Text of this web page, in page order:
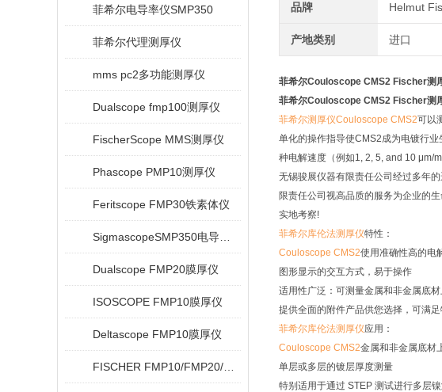
菲希尔电导率仪SMP350
菲希尔代理测厚仪
mms pc2多功能测厚仪
Dualscope fmp100测厚仪
FischerScope MMS测厚仪
Phascope PMP10测厚仪
Feritscope FMP30铁素体仪
Dualscope FMP20膜厚仪
ISOSCOPE FMP10膜厚仪
Deltascope FMP10膜厚仪
品牌 Helmut
产地类别 进口
菲希尔Couloscope CMS2 Fischer测
菲希尔Couloscope CMS2 Fischer测
菲希尔测厚仪Couloscope CMS2可以
单化的操作指导使CMS2成为电镀行
种电解速度（例如1, 2, 5, and 10 μm/
无锡骏展仪器有限责任公司经过多年
限责任公司视高品质的服务为企业的
实地考察!
菲希尔库伦法测厚仪特性：
Couloscope CMS2使用准确性高的电
图形显示的交互方式，易于操作
适用性广泛：可测量金属和非金属底
提供全面的附件产品供您选择，可满
菲希尔库伦法测厚仪应用：
Couloscope CMS2金属和非金属底材
单层或多层的镀层厚度测量
特别适用于通过 STEP 测试进行多层